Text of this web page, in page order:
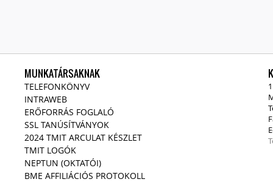
MUNKATÁRSAKNAK
TELEFONKÖNYV
INTRAWEB
ERŐFORRÁS FOGLALÓ
SSL TANÚSÍTVÁNYOK
2024 TMIT ARCULAT KÉSZLET
TMIT LOGÓK
NEPTUN (OKTATÓI)
BME AFFILIÁCIÓS PROTOKOLL